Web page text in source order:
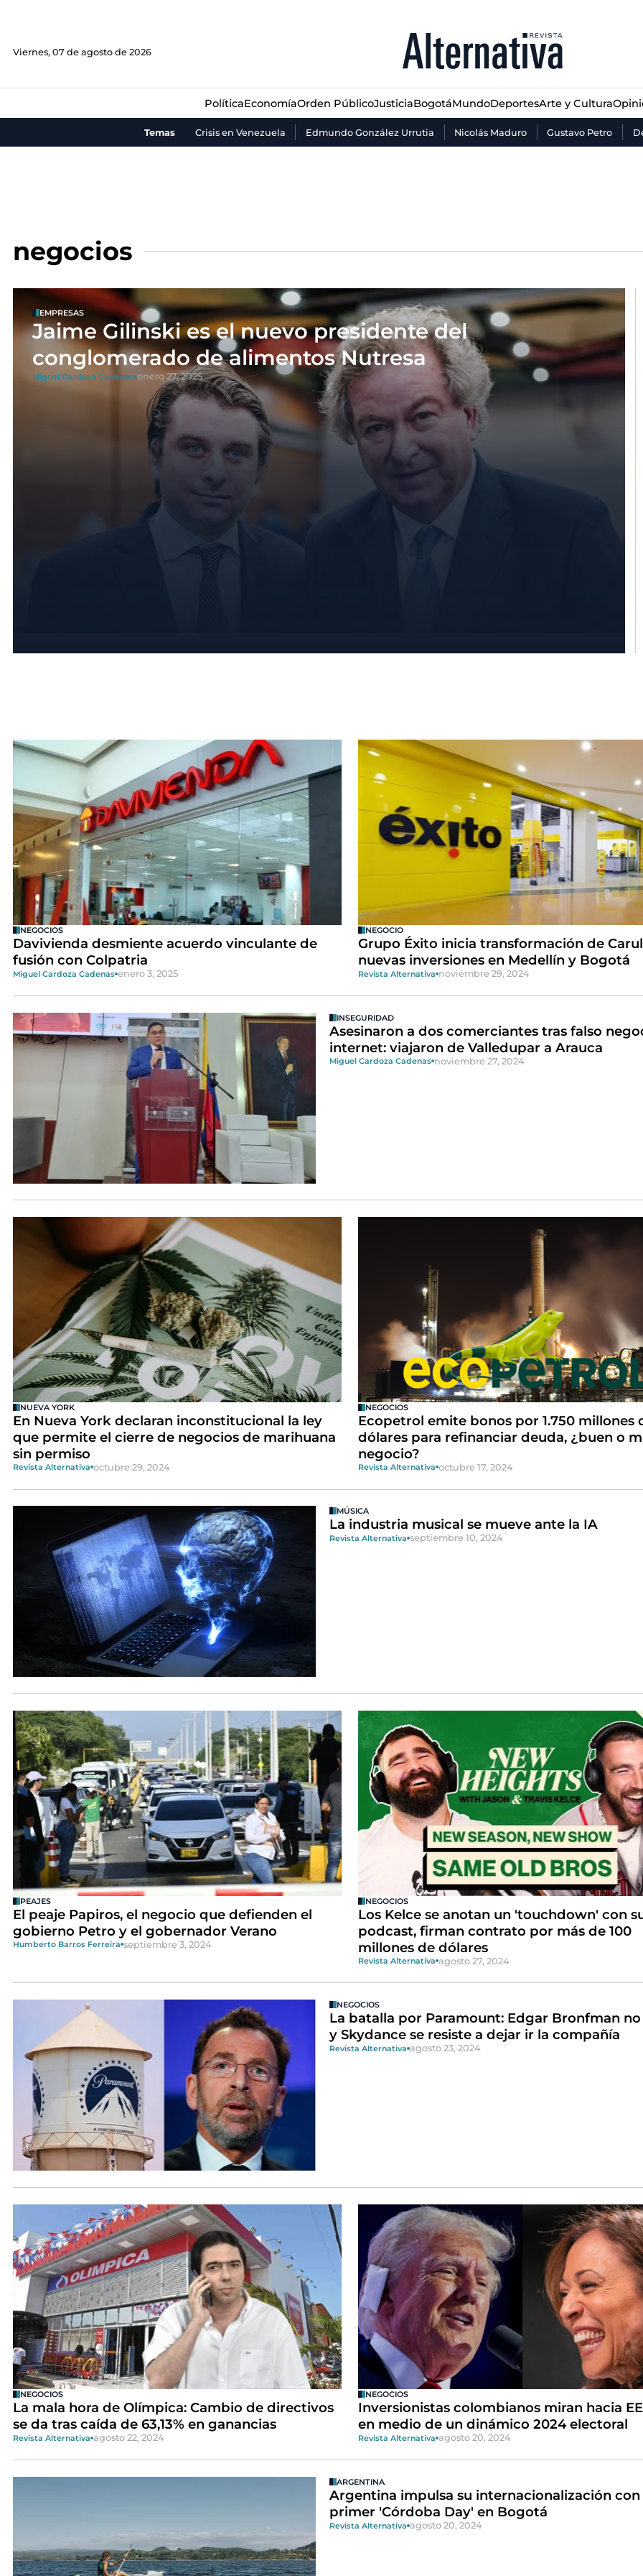
Viernes, 07 de agosto de 2026
PolíticaEconomíaOrden PúblicoJusticiaBogotáMundoDeportesArte y Cultura
Temas Crisis en Venezuela Edmundo González Urrutia Nicolás Maduro Gustavo Petro
JusticiaBogotáMundo Deportes Arte y Cultura
negocios
EMPRESAS
Jaime Gilinski es el nuevo presidente del
conglomerado de alimentos Nutresa
Miguel Cardoza Cadenas enero 27, 2025
NEGOCIOS
Davivienda desmiente acuerdo vinculante de
fusión con Colpatria
Miguel Cardoza Cadenas enero 3, 2025
NEGOCIO
Grupo Éxito inicia transformación de
nuevas inversiones en Medellín y Bogotá
Revista Alternativa noviembre 29, 2024
INSEGURIDAD
Asesinaron a dos comerciantes tras falso
internet: viajaron de Valledupar a Arauca
Miguel Cardoza Cadenas noviembre 27, 2024
NUEVA YORK
En Nueva York declaran inconstitucional la ley
que permite el cierre de negocios de marihuana
sin permiso
Revista Alternativa octubre 29, 2024
NEGOCIOS
Ecopetrol emite bonos por 1.750 millones
dólares para refinanciar deuda, ¿buen o
negocio?
Revista Alternativa octubre 17, 2024
MÚSICA
La industria musical se mueve ante la IA
Revista Alternativa septiembre 10, 2024
PEAJES
El peaje Papiros, el negocio que defienden el
gobierno Petro y el gobernador Verano
Humberto Barros Ferreira septiembre 3, 2024
NEGOCIOS
Los Kelce se anotan un 'touchdown' con
podcast, firman contrato por más de 100
millones de dólares
Revista Alternativa agosto 27, 2024
NEGOCIOS
La batalla por Paramount: Edgar Bronfman
y Skydance se resiste a dejar ir la compañía
Revista Alternativa agosto 23, 2024
NEGOCIOS
La mala hora de Olímpica: Cambio de directivos
se da tras caída de 63,13% en ganancias
Revista Alternativa agosto 22, 2024
NEGOCIOS
Inversionistas colombianos miran hacia
en medio de un dinámico 2024 electoral
Revista Alternativa agosto 20, 2024
ARGENTINA
Argentina impulsa su internacionalización con
primer 'Córdoba Day' en Bogotá
Revista Alternativa agosto 20, 2024